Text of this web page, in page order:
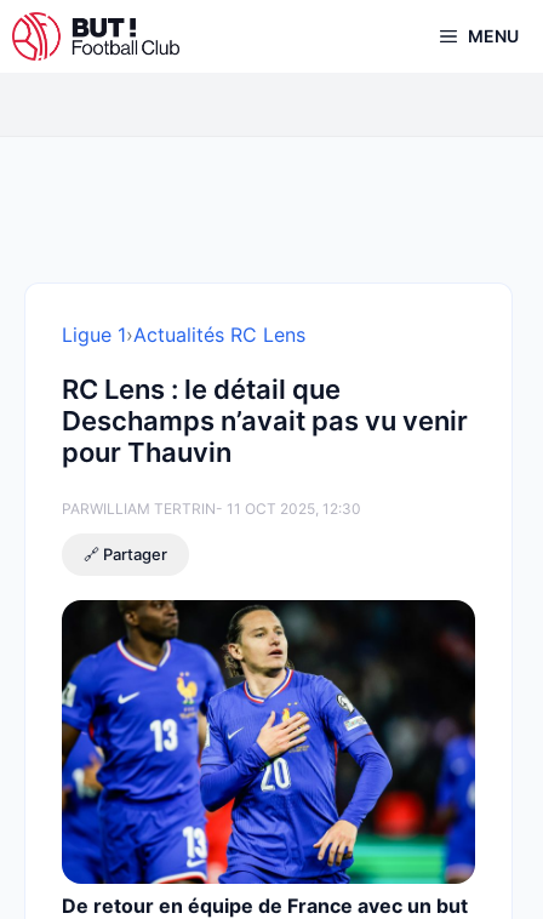
Aller
au
MENU
Ligue 1›Actualités RC Lens
RC Lens : le détail que
Deschamps n’avait pas vu venir
pour Thauvin
PARWILLIAM TERTRIN- 11 OCT 2025, 12:30
🔗 Partager
De retour en équipe de France avec un but